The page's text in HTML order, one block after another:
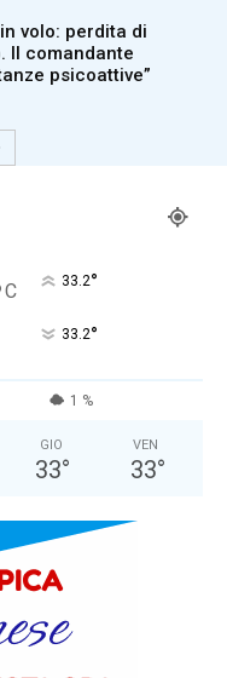
volo: perdita di
Il comandante
psicoattive”
C 33.2°
33.2°
1 %
GIO
33°
VEN
33°